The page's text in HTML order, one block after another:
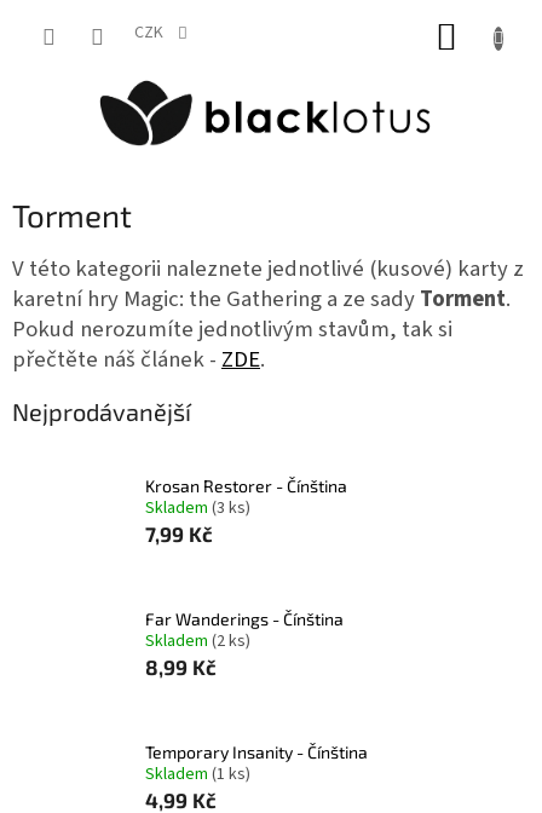
CZK
Torment
V této kategorii naleznete jednotlivé (kusové) karty z
karetní hry Magic: the Gathering a ze sadyTorment.
Pokud nerozumíte jednotlivým stavům, tak si
přečtěte náš článek - ZDE.
Nejprodávanější
Krosan Restorer - Čínština
Skladem (3 ks)
7,99 Kč
Far Wanderings - Čínština
Skladem (2 ks)
8,99 Kč
Temporary Insanity - Čínština
Skladem (1 ks)
4,99 Kč